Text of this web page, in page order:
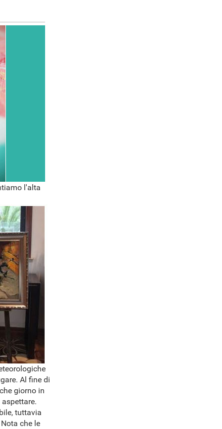
l'alta
Al fine di
giorno in
tuttavia
che le